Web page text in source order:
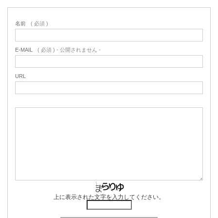
名前 ( 必須 )
E-MAIL ( 必須 ) - 公開されません -
URL
上に表示された文字を入力してください。